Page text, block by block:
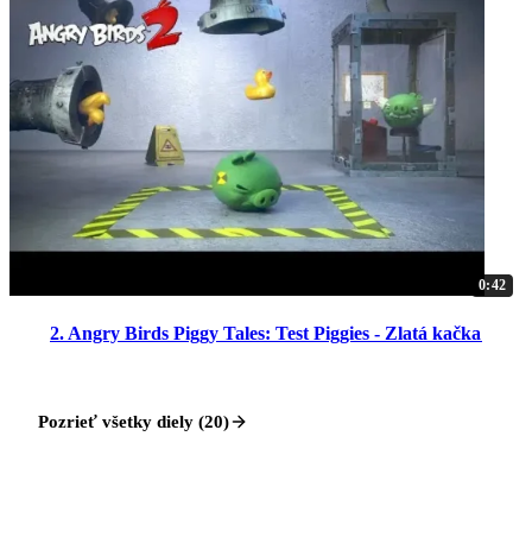
0:42
2. Angry Birds Piggy Tales: Test Piggies - Zlatá kačka
Pozrieť všetky diely (20)